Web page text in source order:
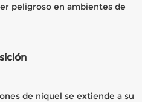
peligroso en ambientes de
de níquel se extiende a su